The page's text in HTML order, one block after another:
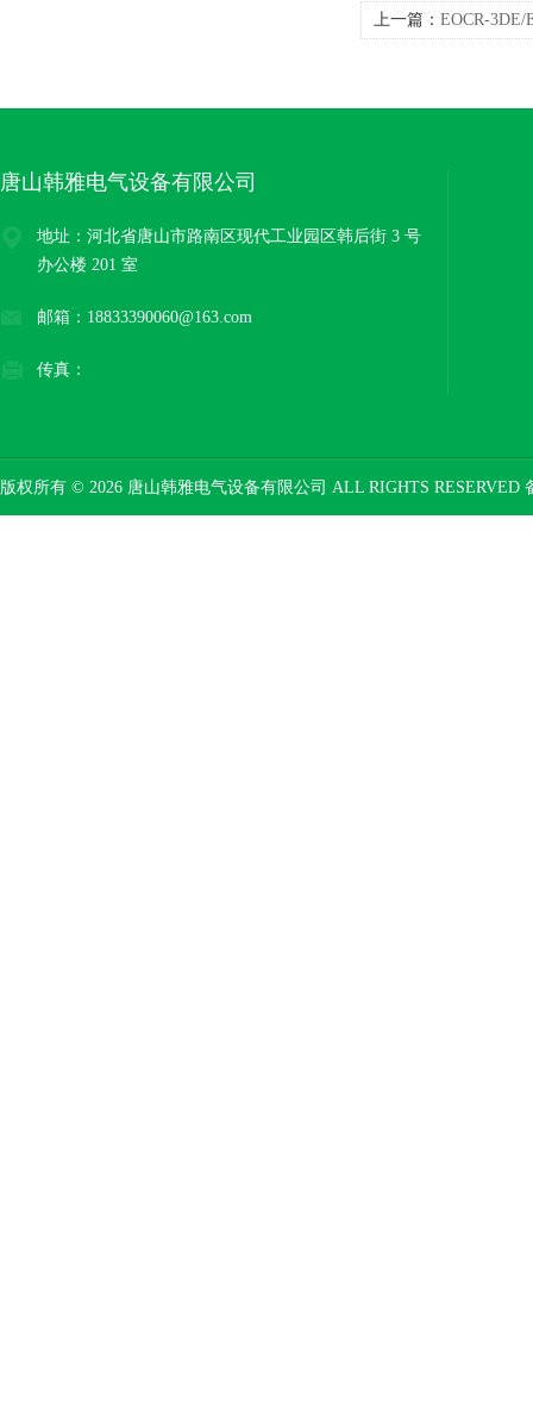
上一篇： EOCR-3DE/
唐山韩雅电气设备有限公司
地址：河北省唐山市路南区现代工业园区韩后街 3 号
办公楼 201 室
邮箱：18833390060@163.com
传真：
版权所有 © 2026 唐山韩雅电气设备有限公司 ALL RIGHTS RESERVED